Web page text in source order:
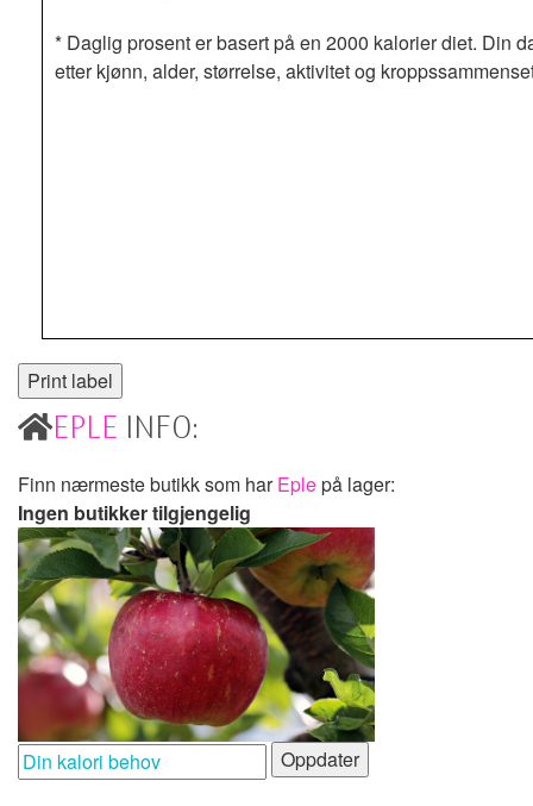
* Daglig prosent er basert på en 2000 kalorier diet. Din
etter kjønn, alder, størrelse, aktivitet og
EPLE INFO:
Finn nærmeste butikk som harEplepå lager:
Ingen butikker tilgjengelig
Oppdater